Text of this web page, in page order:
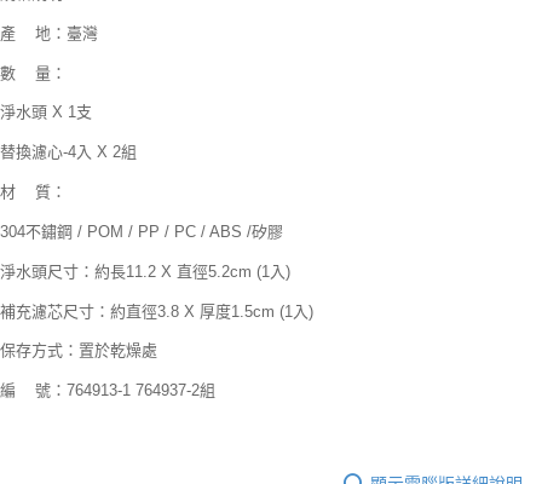
產 地：臺灣
數 量：
淨水頭 X 1支
替換濾心-4入 X 2組
材 質：
304不鏽鋼 / POM / PP / PC / ABS /矽膠
淨水頭尺寸：約長11.2 X 直徑5.2cm (1入)
補充濾芯尺寸：約直徑3.8 X 厚度1.5cm (1入)
保存方式：置於乾燥處
編 號：764913-1 764937-2組